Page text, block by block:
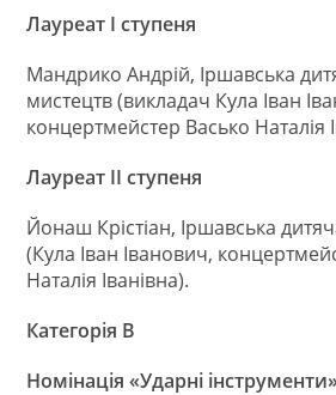
Лауреат І ступеня
Мандрико Андрій, Іршавська
мистецтв (викладач Кула Іван
концертмейстер Васько Наталія
Лауреат ІІ ступеня
Йонаш Крістіан, Іршавська
(Кула Іван Іванович,
Наталія Іванівна).
Категорія В
Номінація «Ударні